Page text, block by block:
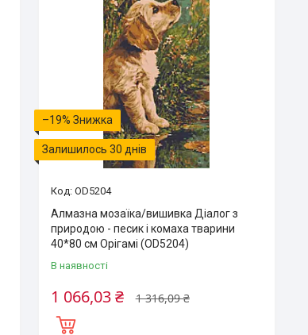
–19%
Залишилось 30 днів
OD5204
Алмазна мозаїка/вишивка Діалог з
природою - песик і комаха тварини
40*80 см Орігамі (OD5204)
В наявності
1 316,09 ₴
1 066,03 ₴